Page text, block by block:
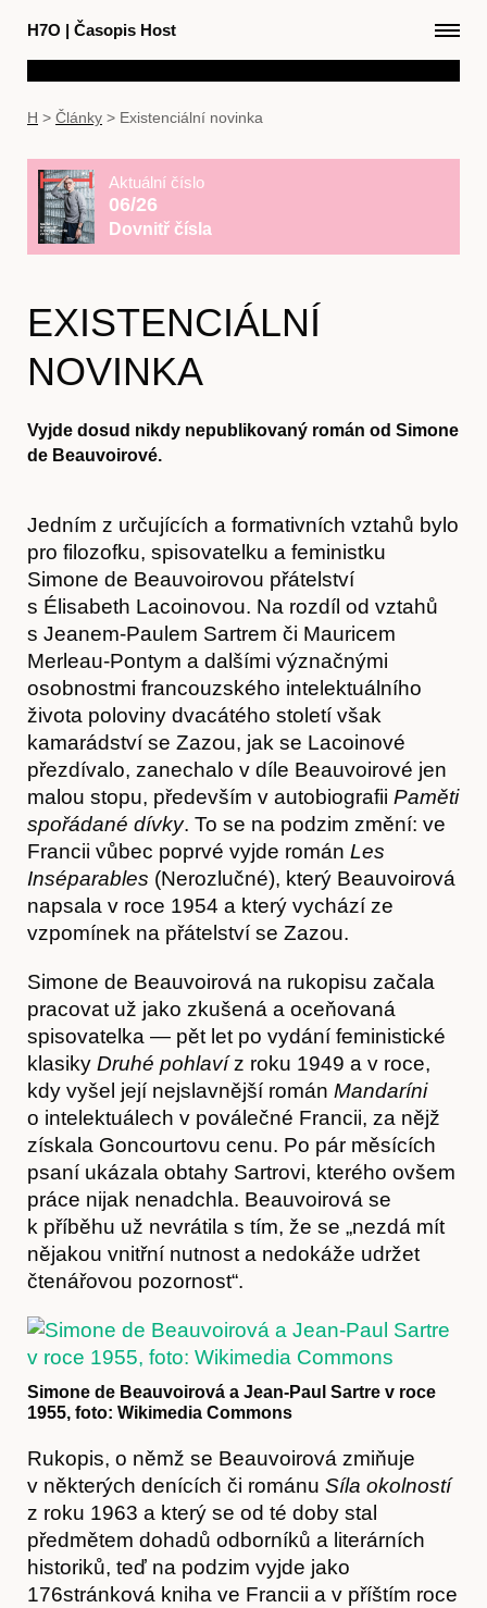
H7O | Časopis Host
Články
H > Články > Existenciální novinka
Aktuální číslo
06/26
Dovnitř čísla
EXISTENCIÁLNÍ
NOVINKA
Vyjde dosud nikdy nepublikovaný román od Simone
de Beauvoirové.
Jedním z určujících a formativních vztahů bylo
pro filozofku, spisovatelku a feministku
Simone de Beauvoirovou přátelství
s Élisabeth Lacoinovou. Na rozdíl od vztahů
s Jeanem-Paulem Sartrem či Mauricem
Merleau-Pontym a dalšími význačnými
osobnostmi francouzského intelektuálního
života poloviny dvacátého století však
kamarádství se Zazou, jak se Lacoinové
přezdívalo, zanechalo v díle Beauvoirové jen
malou stopu, především v autobiografii Paměti
spořádané dívky. To se na podzim změní: ve
Francii vůbec poprvé vyjde román Les
Inséparables (Nerozlučné), který Beauvoirová
napsala v roce 1954 a který vychází ze
vzpomínek na přátelství se Zazou.
Simone de Beauvoirová na rukopisu začala
pracovat už jako zkušená a oceňovaná
spisovatelka — pět let po vydání feministické
klasiky Druhé pohlavíz roku 1949 a v roce,
kdy vyšel její nejslavnější román Mandaríni
o intelektuálech v poválečné Francii, za nějž
získala Goncourtovu cenu. Po pár měsících
psaní ukázala obtahy Sartrovi, kterého ovšem
práce nijak nenadchla. Beauvoirová se
k příběhu už nevrátila s tím, že se „nezdá mít
nějakou vnitřní nutnost a nedokáže udržet
čtenářovou pozornost“.
Simone de Beauvoirová a Jean-Paul Sartre v roce
1955, foto: Wikimedia Commons
Rukopis, o němž se Beauvoirová zmiňuje
v některých denících či románu Síla okolností
z roku 1963 a který se od té doby stal
předmětem dohadů odborníků a literárních
historiků, teď na podzim vyjde jako
176stránková kniha ve Francii a v příštím roce